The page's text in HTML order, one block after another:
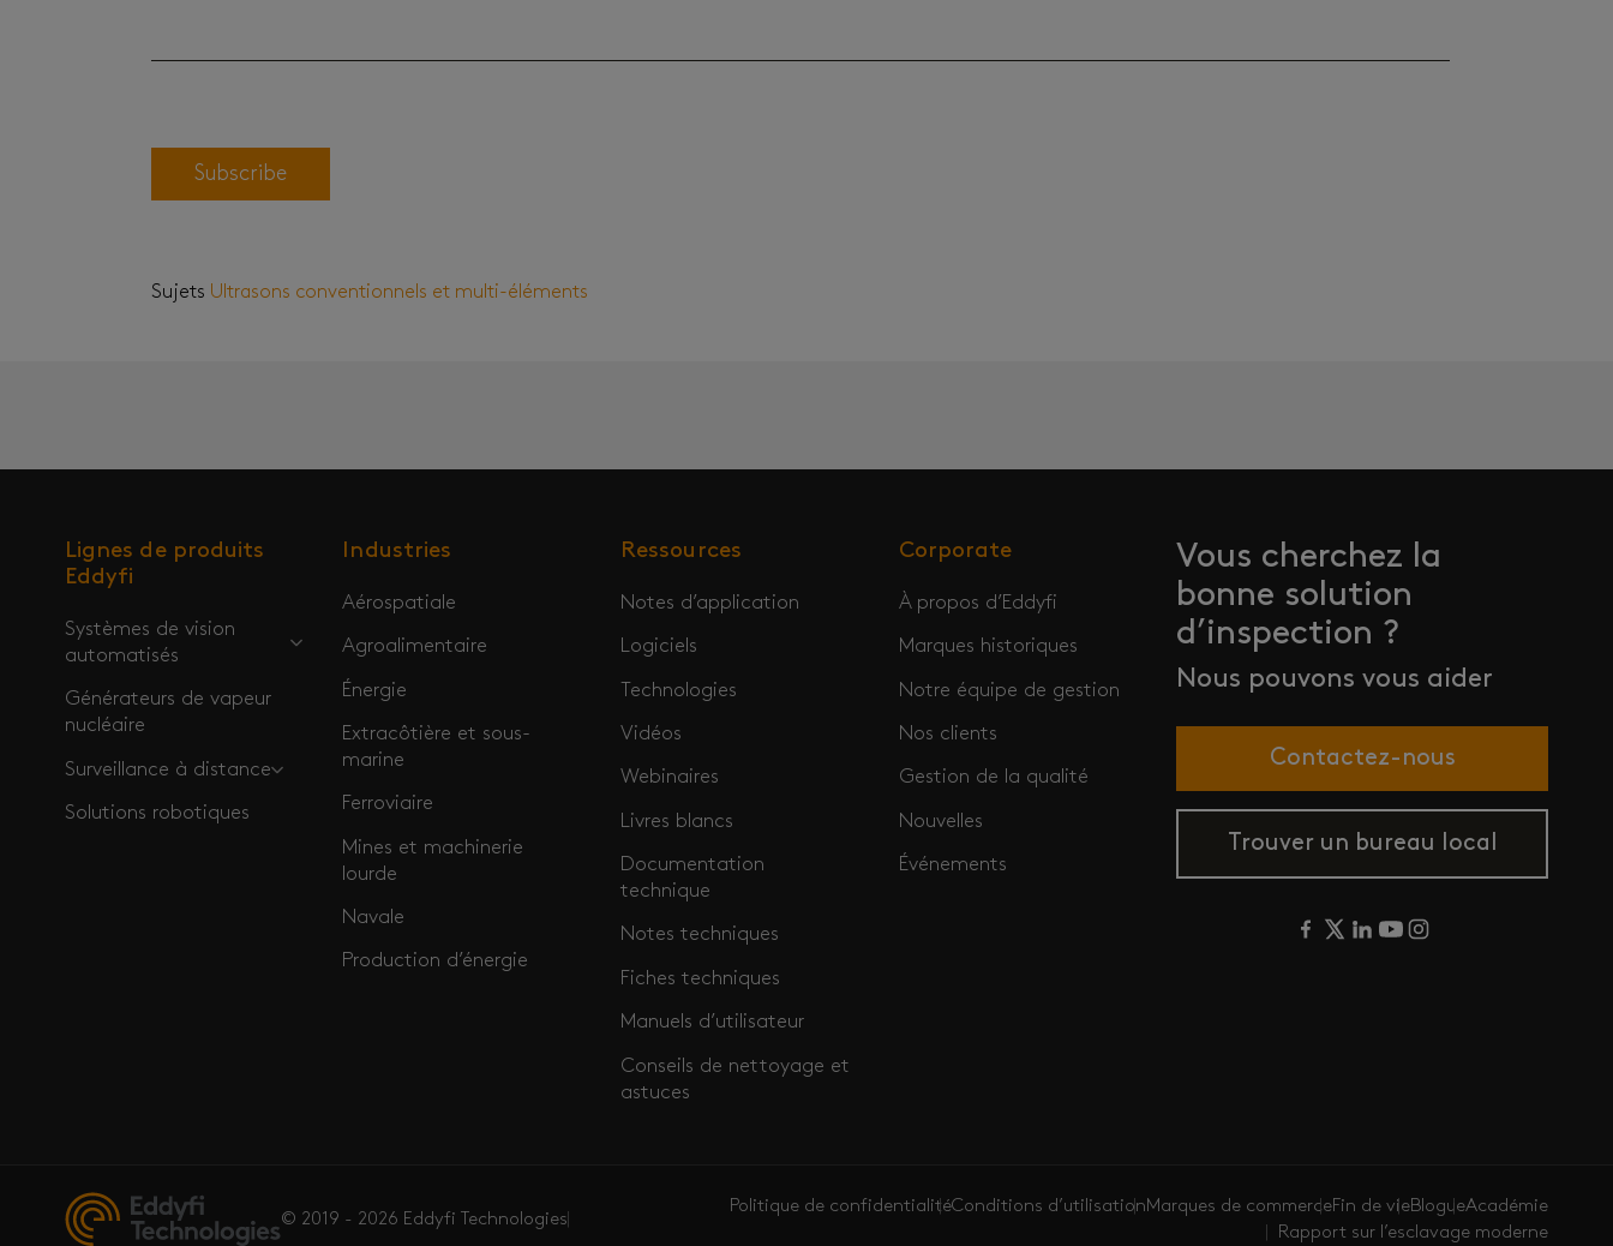
Sujets Ultrasons conventionnels et multi-éléments
Lignes de produits
Eddyfi
Systèmes de vision
automatisés
Générateurs de vapeur
nucléaire
Surveillance à distance
Solutions robotiques
Industries
Aérospatiale
Agroalimentaire
Énergie
Extracôtière et sous-
marine
Ferroviaire
Mines et machinerie
lourde
Navale
Production d’énergie
Ressources
Notes d’application
Logiciels
Technologies
Vidéos
Webinaires
Livres blancs
Documentation
technique
Notes techniques
Fiches techniques
Manuels d’utilisateur
Conseils de nettoyage et
astuces
Corporate
À propos d’Eddyfi
Marques historiques
Notre équipe de gestion
Nos clients
Gestion de la qualité
Nouvelles
Événements
Vous cherchez la
bonne solution
d’inspection ?
Nous pouvons vous aider
Contactez-nous
Trouver un bureau local
© 2019 - 2026 Eddyfi Technologies
Politique de confidentialitéConditions d’utilisationMarques de commerceFin de vieBlogueAcadémie
Rapport sur l’esclavage moderne